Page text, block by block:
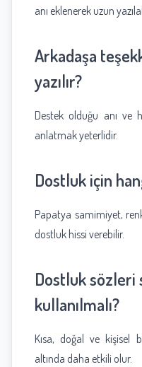
anı eklenerek uzun
Arkadaşa
yazılır?
Destek olduğu anı ve
anlatmak yeterlidir.
Dostluk için
Papatya samimiyet,
dostluk hissi verebilir.
Dostluk sözleri
kullanılmalı?
Kısa, doğal ve
altında daha etkili olur.